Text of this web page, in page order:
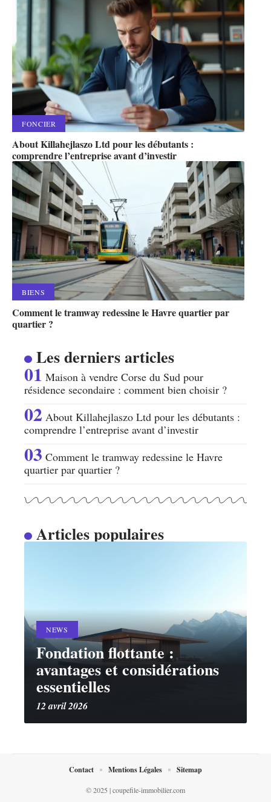
FONCIER
About Killahejlaszo Ltd pour les débutants :
comprendre l’entreprise avant d’investir
BIENS
Comment le tramway redessine le Havre quartier par
quartier ?
Les derniers articles
Maison à vendre Corse du Sud pour
résidence secondaire : comment bien choisir ?
About Killahejlaszo Ltd pour les débutants :
comprendre l’entreprise avant d’investir
Comment le tramway redessine le Havre
quartier par quartier ?
Articles populaires
NEWS
Fondation flottante :
avantages et considérations
essentielles
12 avril 2026
© 2025 | coupefile-immobilier.com
Contact Mentions Légales Sitemap